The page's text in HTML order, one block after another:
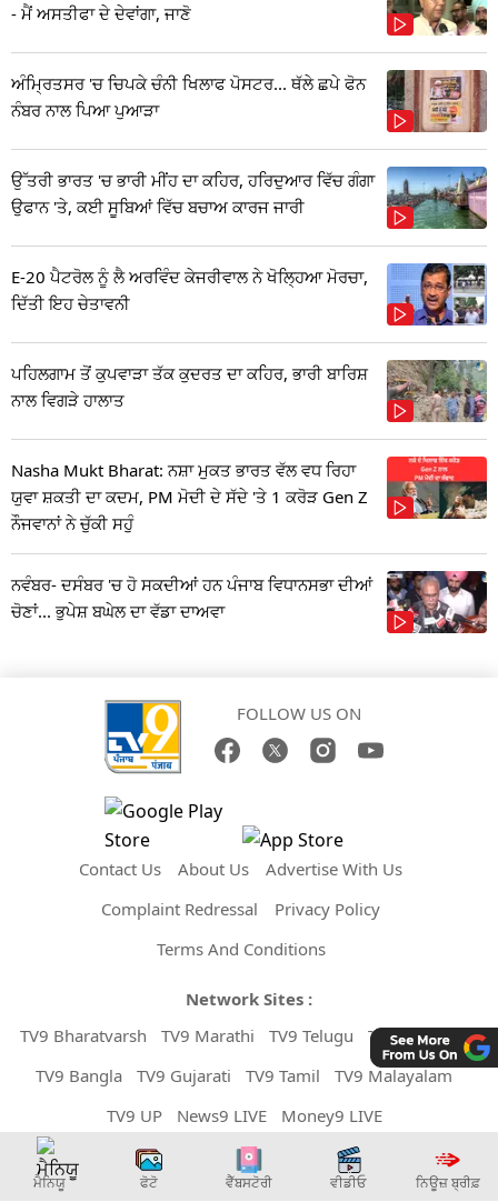
- ਮੈਂ ਅਸਤੀਫਾ ਦੇ ਦੇਵਾਂਗਾ, ਜਾਣੋ
ਅੰਮ੍ਰਿਤਸਰ 'ਚ ਚਿਪਕੇ ਚੰਨੀ ਖਿਲਾਫ ਪੋਸਟਰ... ਥੱਲੇ ਛਪੇ ਫੋਨ
ਨੰਬਰ ਨਾਲ ਪਿਆ ਪੁਆੜਾ
ਉੱਤਰੀ ਭਾਰਤ 'ਚ ਭਾਰੀ ਮੀਂਹ ਦਾ ਕਹਿਰ, ਹਰਿਦੁਆਰ ਵਿੱਚ ਗੰਗਾ
ਉਫਾਨ 'ਤੇ, ਕਈ ਸੂਬਿਆਂ ਵਿੱਚ ਬਚਾਅ ਕਾਰਜ ਜਾਰੀ
E-20 ਪੈਟਰੋਲ ਨੂੰ ਲੈ ਅਰਵਿੰਦ ਕੇਜਰੀਵਾਲ ਨੇ ਖੋਲ੍ਹਿਆ ਮੋਰਚਾ,
ਦਿੱਤੀ ਇਹ ਚੇਤਾਵਨੀ
ਪਹਿਲਗਾਮ ਤੋਂ ਕੁਪਵਾੜਾ ਤੱਕ ਕੁਦਰਤ ਦਾ ਕਹਿਰ, ਭਾਰੀ ਬਾਰਿਸ਼
ਨਾਲ ਵਿਗੜੇ ਹਾਲਾਤ
Nasha Mukt Bharat: ਨਸ਼ਾ ਮੁਕਤ ਭਾਰਤ ਵੱਲ ਵਧ ਰਿਹਾ
ਯੁਵਾ ਸ਼ਕਤੀ ਦਾ ਕਦਮ, PM ਮੋਦੀ ਦੇ ਸੱਦੇ 'ਤੇ 1 ਕਰੋੜ Gen Z
ਨੌਜਵਾਨਾਂ ਨੇ ਚੁੱਕੀ ਸਹੁੰ
ਨਵੰਬਰ- ਦਸੰਬਰ 'ਚ ਹੋ ਸਕਦੀਆਂ ਹਨ ਪੰਜਾਬ ਵਿਧਾਨਸਭਾ ਦੀਆਂ
ਚੋਣਾਂ... ਭੁਪੇਸ਼ ਬਘੇਲ ਦਾ ਵੱਡਾ ਦਾਅਵਾ
FOLLOW US ON
Contact Us About Us
Advertise With Us
Complaint Redressal
Privacy Policy
Terms And Conditions
Network Sites :
TV9 Bharatvarsh
TV9 Marathi TV9 Telugu
TV9 Kannada
TV9 Bangla
TV9 Gujarati TV9 Tamil
TV9 Malayalam
TV9 UP
News9 LIVE Money9 LIVE
Copyright © 2026 TV9 Punjabi. All Rights Reserved.
ਮੈਨਿਯੂ
ਫੋਟੋ ਵੈੱਬਸਟੋਰੀ ਵੀਡੀਓ ਨਿਊਜ਼ ਬ੍ਰੀਫ਼